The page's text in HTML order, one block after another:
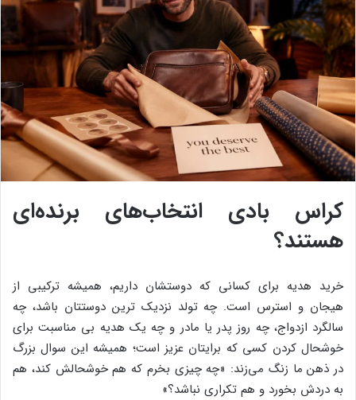
کراس بادی انتخاب‌های برنده‌ای
هستند؟
خرید هدیه برای کسانی که دوستشان داریم، همیشه ترکیبی از
هیجان و استرس است. چه تولد نزدیک ترین دوستتان باشد، چه
سالگرد ازدواج، چه روز پدر یا مادر و چه یک هدیه بی مناسبت برای
خوشحال کردن کسی که برایتان عزیز است؛ همیشه این سوال بزرگ
در ذهن ما زنگ می‌زند: «چه چیزی بخرم که هم خوشحالش کند، هم
به دردش بخورد و هم تکراری نباشد؟»